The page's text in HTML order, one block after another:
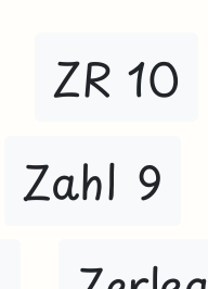
ZR 10
Zahl 9